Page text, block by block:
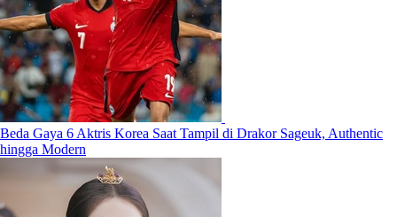
Beda Gaya 6 Aktris Korea Saat Tampil di Drakor Sageuk, Authentic
hingga Modern